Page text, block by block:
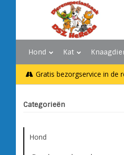
Hond Kat
Gratis bezorgservice in de
Categorieën
Hond